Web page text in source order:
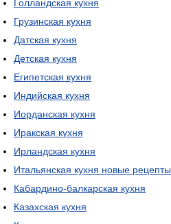
Голландская кухня
Грузинская кухня
Датская кухня
Детская кухня
Египетская кухня
Индийская кухня
Иорданская кухня
Иракская кухня
Ирландская кухня
Итальянская кухня новые рецепты
Кабардино-балкарская кухня
Казахская кухня